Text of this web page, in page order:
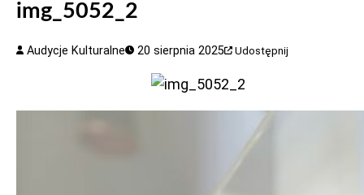
img_5052_2
Audycje Kulturalne 20 sierpnia 2025 Udostępnij